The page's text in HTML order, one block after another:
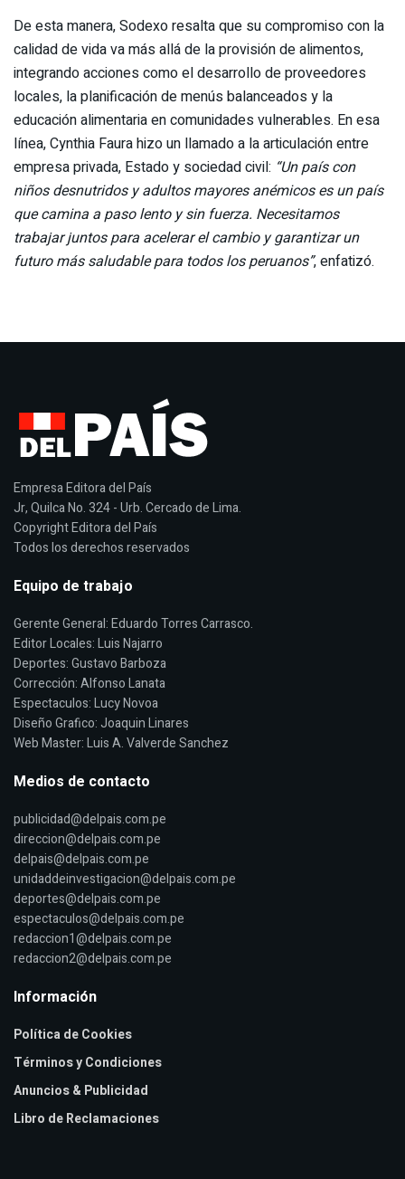
De esta manera, Sodexo resalta que su compromiso con la
calidad de vida va más allá de la provisión de alimentos,
integrando acciones como el desarrollo de proveedores
locales, la planificación de menús balanceados y la
educación alimentaria en comunidades vulnerables. En esa
línea, Cynthia Faura hizo un llamado a la articulación entre
empresa privada, Estado y sociedad civil: “Un país con
niños desnutridos y adultos mayores anémicos es un país
que camina a paso lento y sin fuerza. Necesitamos
trabajar juntos para acelerar el cambio y garantizar un
futuro más saludable para todos los peruanos”, enfatizó.
Empresa Editora del País
Jr, Quilca No. 324 - Urb. Cercado de Lima.
Copyright Editora del País
Todos los derechos reservados
Equipo de trabajo
Gerente General: Eduardo Torres Carrasco.
Editor Locales: Luis Najarro
Deportes: Gustavo Barboza
Corrección: Alfonso Lanata
Espectaculos: Lucy Novoa
Diseño Grafico: Joaquin Linares
Web Master: Luis A. Valverde Sanchez
Medios de contacto
publicidad@delpais.com.pe
direccion@delpais.com.pe
delpais@delpais.com.pe
unidaddeinvestigacion@delpais.com.pe
deportes@delpais.com.pe
espectaculos@delpais.com.pe
redaccion1@delpais.com.pe
redaccion2@delpais.com.pe
Información
Política de Cookies
Términos y Condiciones
Anuncios & Publicidad
Libro de Reclamaciones